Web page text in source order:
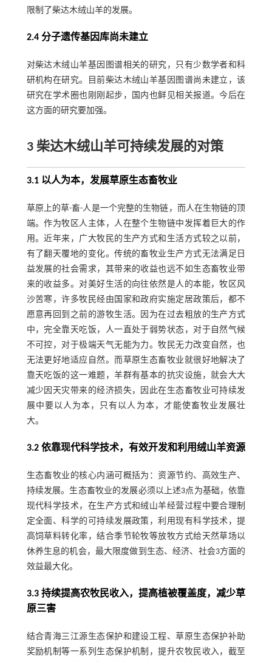
限制了柴达木绒山羊的发展。
2.4 分子遗传基因库尚未建立
对柴达木绒山羊基因图谱相关的研究，只有少数学者和科
研机构在研究。目前柴达木绒山羊基因图谱尚未建立，该
研究在学术圈也刚刚起步，国内也鲜见相关报道。今后在
这方面的研究要加强。
3 柴达木绒山羊可持续发展的对策
3.1 以人为本，发展草原生态畜牧业
草原上的草-畜-人是一个完整的生物链，而人在生物链的顶
端。作为牧区人主体，人在整个生物链中发挥着巨大的作
用。近年来，广大牧民的生产方式和生活方式较之以前，
有了翻天覆地的变化。传统的畜牧业生产方式无法满足日
益发展的社会需求，其带来的收益也远不如生态畜牧业带
来的收益多。对美好生活的向往依然是人的本能，牧区风
沙苦寒，许多牧民经由国家和政府实施定居政策后，都不
愿意再回到之前的游牧生活。因为在过去粗放的生产方式
中，完全靠天吃饭，人一直处于弱势状态，对于自然气候
不可控，对于极端天气无能为力。牧民无力改变自然，也
无法更好地适应自然。而草原生态畜牧业就很好地解决了
靠天吃饭的这一难题，羊群有基本的抗灾设施，就会大大
减少因天灾带来的经济损失，因此在生态畜牧业可持续发
展中要以人为本，只有以人为本，才能使畜牧业发展壮
大。
3.2 依靠现代科学技术，有效开发和利用绒山羊资源
生态畜牧业的核心内涵可概括为：资源节约、高效生产、
持续发展。生态畜牧业的发展必须以上述3点为基础，依靠
现代科学技术，在生产方式和绒山羊经营过程中要合理制
定全面、科学的可持续发展政策，利用现有科学技术，提
高饲草料转化率，结合季节轮牧等放牧方式给天然草场以
休养生息的机会，最大限度做到生态、经济、社会3方面的
效益最大化。
3.3 持续提高农牧民收入，提高植被覆盖度，减少草
原三害
结合青海三江源生态保护和建设工程、草原生态保护补助
奖励机制等一系列生态保护机制，提升农牧民收入，截至